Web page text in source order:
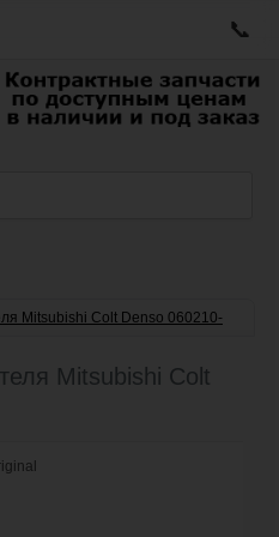
📞
Mitsubishi Colt Denso 060210-
Mitsubishi Colt